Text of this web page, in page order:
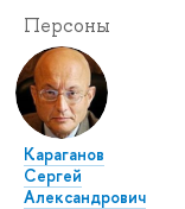
Персоны
Караганов
Сергей
Александрович